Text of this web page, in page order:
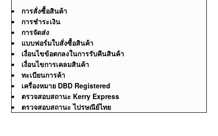
การสั่งซื้อสินค้า
การชำระเงิน
การจัดส่ง
แบบฟอร์มใบสั่งซื้อสินค้า
เงื่อนไขข้อตกลงในการรับคืนสินค้า
เงื่อนไขการเคลมสินค้า
ทะเบียนการค้า
เครื่องหมาย DBD Registered
ตรวจสอบสถานะ Kerry Express
ตรวจสอบสถานะ ไปรษณีย์ไทย